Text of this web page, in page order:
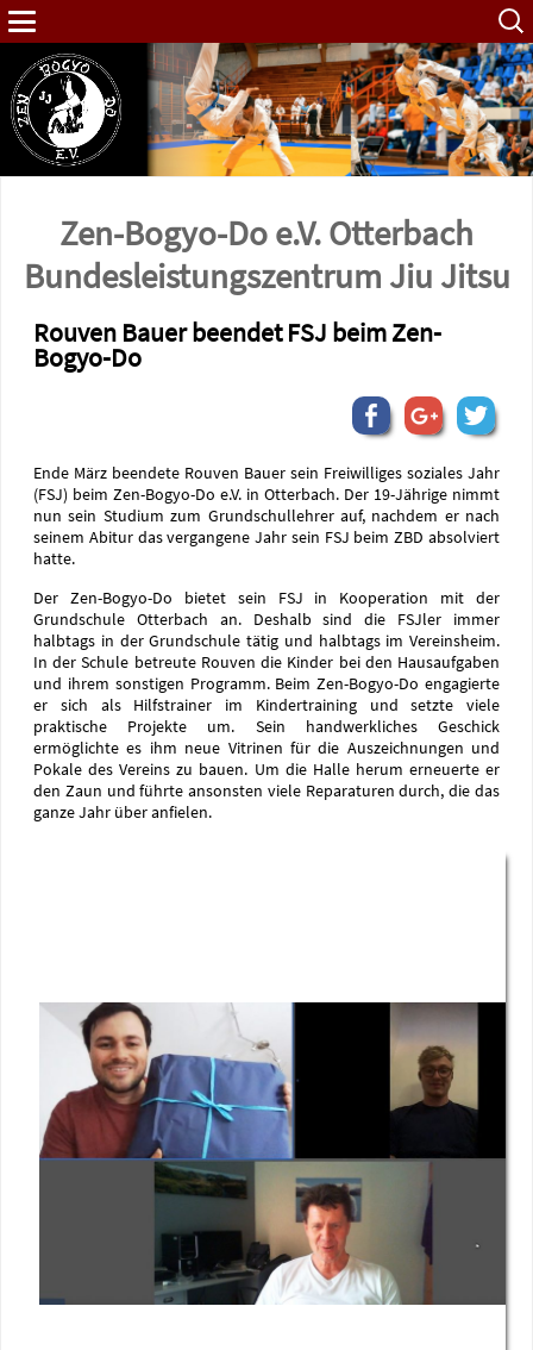
Suche
nach:
Zen-Bogyo-Do e.V. Otterbach
Bundes­leistungs­zentrum Jiu Jitsu
Rouven Bauer beendet FSJ beim Zen-
Bogyo-Do
Ende März beendete Rouven Bauer sein Freiwilliges soziales Jahr
(FSJ) beim Zen-Bogyo-Do e.V. in Otterbach. Der 19-Jährige nimmt
nun sein Studium zum Grundschullehrer auf, nachdem er nach
seinem Abitur das vergangene Jahr sein FSJ beim ZBD absolviert
hatte.
Der Zen-Bogyo-Do bietet sein FSJ in Kooperation mit der
Grundschule Otterbach an. Deshalb sind die FSJler immer
halbtags in der Grundschule tätig und halbtags im Vereinsheim.
In der Schule betreute Rouven die Kinder bei den Hausaufgaben
und ihrem sonstigen Programm. Beim Zen-Bogyo-Do engagierte
er sich als Hilfstrainer im Kindertraining und setzte viele
praktische Projekte um. Sein handwerkliches Geschick
ermöglichte es ihm neue Vitrinen für die Auszeichnungen und
Pokale des Vereins zu bauen. Um die Halle herum erneuerte er
den Zaun und führte ansonsten viele Reparaturen durch, die das
ganze Jahr über anfielen.